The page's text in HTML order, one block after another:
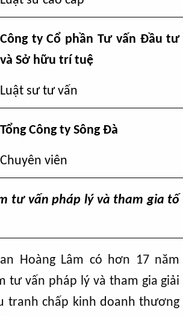
Công ty Cổ phần Tư vấn Đầu tư
và Sở hữu trí tuệ
Luật sư tư vấn
Tổng Công ty Sông Đà
Chuyên viên
tư vấn pháp lý và tham gia tố
Hoàng Lâm có hơn 17 năm
tư vấn pháp lý và tham gia giải
tranh chấp kinh doanh thương